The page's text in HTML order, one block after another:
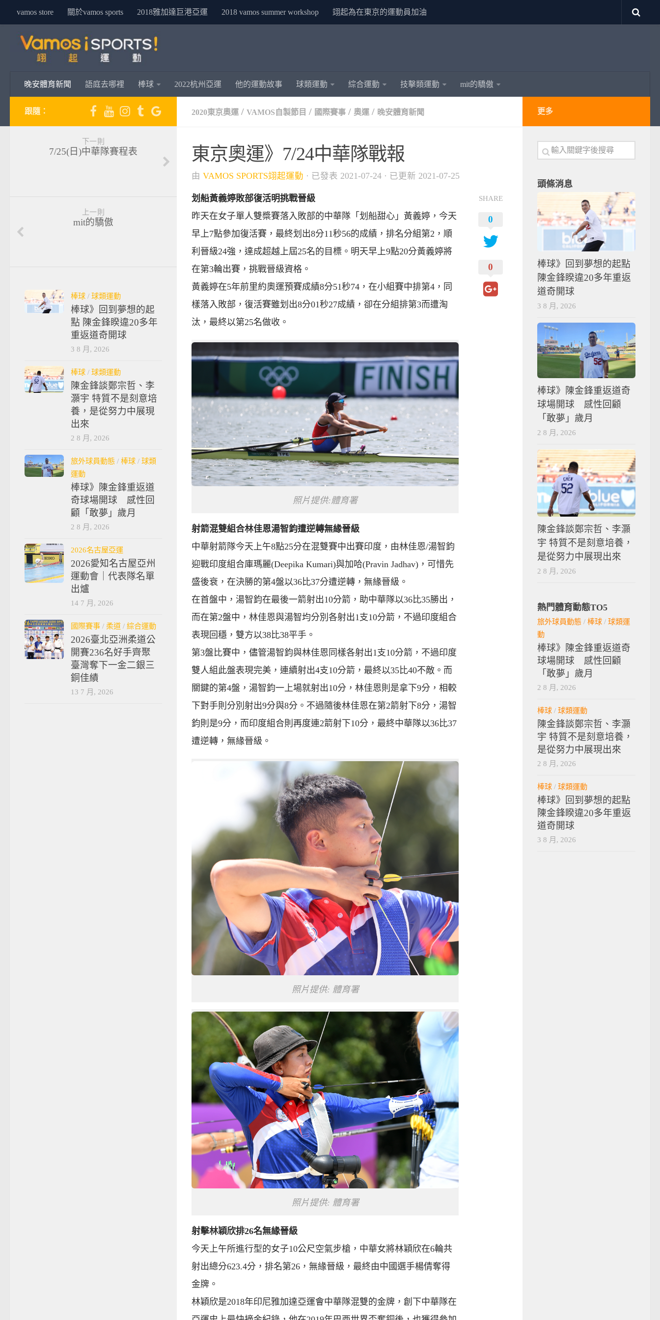
vamos store 關於vamos sports 2018雅加達巨港亞運 2018 vamos summer workshop 翊起為在東京的運動員加油
晚安體育新聞 語庭去哪裡 棒球 2022杭州亞運 他的運動故事 球類運動 綜合運動 技擊類運動 mit的驕傲
2020東京奧運 / VAMOS自製節目 / 國際賽事 / 奧運 / 晚安體育新聞
東京奧運》7/24中華隊戰報
由 VAMOS SPORTS翊起運動 · 已發表 2021-07-24 · 已更新 2021-07-25
划船黃義婷敗部復活明挑戰晉級
昨天在女子單人雙槳賽落入敗部的中華隊「划船甜心」黃義婷，今天
早上7點參加復活賽，最終划出8分11秒56的成績，排名分組第2，順
利晉級24強，達成超越上屆25名的目標。明天早上9點20分黃義婷將
在第3輪出賽，挑戰晉級資格。
黃義婷在5年前里約奧運預賽成績8分51秒74，在小組賽中排第4，同
樣落入敗部，復活賽雖划出8分01秒27成績，卻在分組排第3而遭淘
汰，最終以第25名做收。
照片提供:體育署
射箭混雙組合林佳恩湯智鈞遭逆轉無緣晉級
中華射箭隊今天上午8點25分在混雙賽中出賽印度，由林佳恩/湯智鈞
迎戰印度組合庫瑪麗(Deepika Kumari)與加哈(Pravin Jadhav)，可惜先
盛後衰，在決勝的第4盤以36比37分遭逆轉，無緣晉級。
在首盤中，湯智鈞在最後一箭射出10分箭，助中華隊以36比35勝出，
而在第2盤中，林佳恩與湯智均分別各射出1支10分箭，不過印度組合
表現回穩，雙方以38比38平手。
第3盤比賽中，儘管湯智鈞與林佳恩同樣各射出1支10分箭，不過印度
雙人組此盤表現完美，連續射出4支10分箭，最終以35比40不敵。而
關鍵的第4盤，湯智鈞一上場就射出10分，林佳恩則是拿下9分，相較
下對手則分別射出9分與8分。不過隨後林佳恩在第2箭射下8分，湯智
鈞則是9分，而印度組合則再度連2箭射下10分，最終中華隊以36比37
遭逆轉，無緣晉級。
照片提供: 體育署
照片提供: 體育署
射擊林穎欣排26名無緣晉級
今天上午所進行型的女子10公尺空氣步槍，中華女將林穎欣在6輪共
射出總分623.4分，排名第26，無緣晉級，最終由中國選手楊倩奪得
金牌。
林穎欣是2018年印尼雅加達亞運會中華隊混雙的金牌，創下中華隊在
SHARE
0
0
跟隨：
下一則
7/25(日)中華隊賽程表
上一則
mit的驕傲
棒球 / 球類運動
棒球》回到夢想的起
點 陳金鋒睽違20多年
重返道奇開球
3 8 月, 2026
棒球 / 球類運動
陳金鋒談鄭宗哲、李
灝宇 特質不是刻意培
養，是從努力中展現
出來
2 8 月, 2026
旅外球員動態 / 棒球 / 球類
運動
棒球》陳金鋒重返道
奇球場開球 感性回
顧「敢夢」歲月
2 8 月, 2026
2026名古屋亞運
2026愛知名古屋亞州
運動會｜代表隊名單
出爐
14 7 月, 2026
國際賽事 / 柔道 / 綜合運動
2026臺北亞洲柔道公
開賽236名好手齊聚
臺灣奪下一金二銀三
銅佳績
13 7 月, 2026
更多
頭條消息
棒球》回到夢想的起點
陳金鋒睽違20多年重返
道奇開球
3 8 月, 2026
棒球》陳金鋒重返道奇
球場開球 感性回顧
「敢夢」歲月
2 8 月, 2026
陳金鋒談鄭宗哲、李灝
宇 特質不是刻意培養，
是從努力中展現出來
2 8 月, 2026
熱門體育動態TO5
旅外球員動態 / 棒球 / 球類運
動
棒球》陳金鋒重返道奇
球場開球 感性回顧
「敢夢」歲月
2 8 月, 2026
棒球 / 球類運動
陳金鋒談鄭宗哲、李灝
宇 特質不是刻意培養，
是從努力中展現出來
2 8 月, 2026
棒球 / 球類運動
棒球》回到夢想的起點
陳金鋒睽違20多年重返
道奇開球
3 8 月, 2026